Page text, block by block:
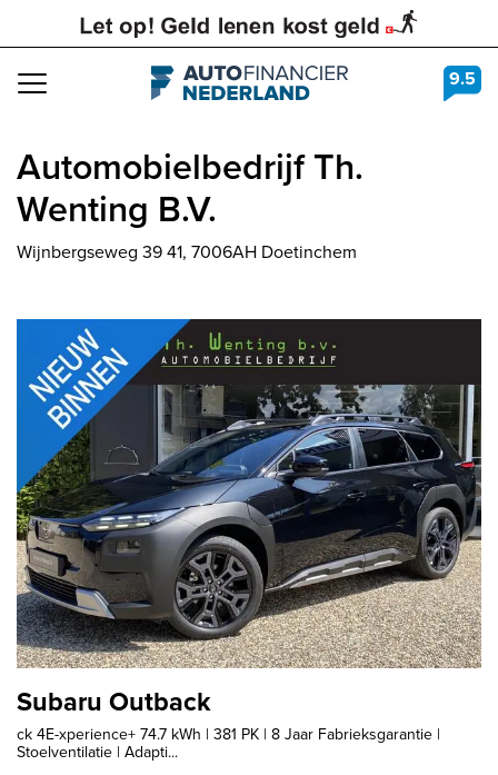
Navigation 9.5
Automobielbedrijf Th.
Wenting B.V.
Wijnbergseweg 39 41, 7006AH Doetinchem
Subaru Outback
ck 4E-xperience+ 74.7 kWh | 381 PK | 8 Jaar Fabrieksgarantie |
Stoelventilatie | Adapti...